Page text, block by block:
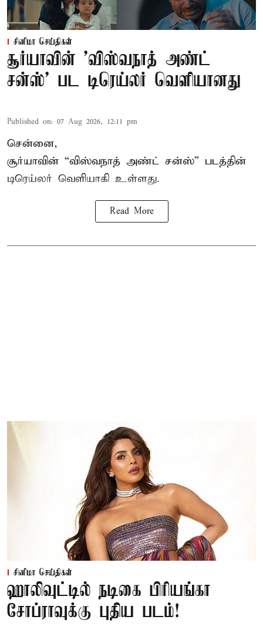
சினிமா செய்திகள்
சூர்யாவின் 'விஸ்வநாத் அண்ட்
சன்ஸ்' பட டிரெய்லர் வெளியானது
Published on: 07 Aug 2026, 12:11 pm
சென்னை,
சூர்யாவின் “விஸ்வநாத் அண்ட் சன்ஸ்” படத்தின்
டிரெய்லர் வெளியாகி உள்ளது.
Read More
சினிமா செய்திகள்
ஹாலிவுட்டில் நடிகை பிரியங்கா
சோப்ராவுக்கு புதிய படம்!